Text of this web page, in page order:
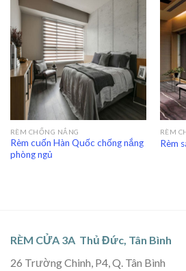
RÈM CHỐNG NẮNG
Rèm cuốn Hàn Quốc chống nắng
phòng ngủ
RÈM
Rèm
RÈM CỬA 3A Thủ Đức, Tân Bình
26 Trường Chinh, P4, Q. Tân Bình